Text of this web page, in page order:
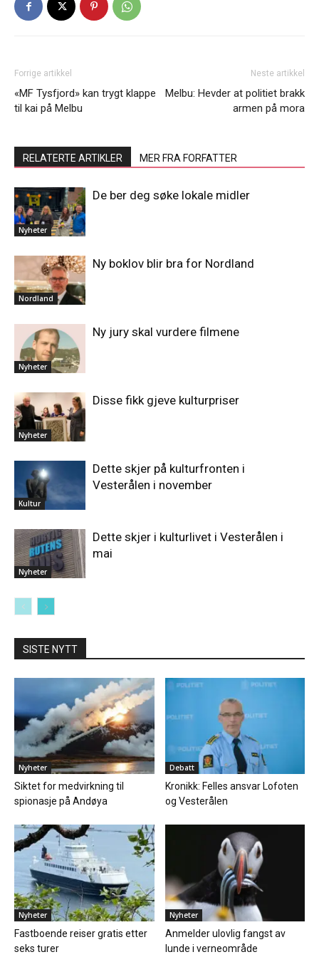
Forrige artikkel
«MF Tysfjord» kan trygt klappe
til kai på Melbu
Neste artikkel
Melbu: Hevder at politiet brakk
armen på mora
RELATERTE ARTIKLER MER FRA FORFATTER
Nyheter
De ber deg søke lokale midler
Nordland
Ny boklov blir bra for Nordland
Nyheter
Ny jury skal vurdere filmene
Nyheter
Disse fikk gjeve kulturpriser
Kultur
Dette skjer på kulturfronten i
Vesterålen i november
Nyheter
Dette skjer i kulturlivet i Vesterålen i
mai
SISTE NYTT
Nyheter
Siktet for medvirkning til
spionasje på Andøya
Debatt
Kronikk: Felles ansvar Lofoten
og Vesterålen
Nyheter
Fastboende reiser gratis etter
seks turer
Nyheter
Anmelder ulovlig fangst av
lunde i verneområde